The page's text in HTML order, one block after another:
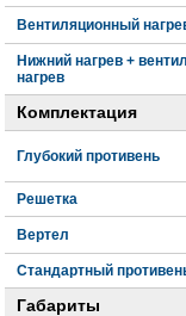
Вентиляционный
Нижний нагрев +
нагрев
Комплектация
Глубокий противень
Решетка
Вертел
Стандартный
Габариты